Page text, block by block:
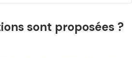
sont proposées ?